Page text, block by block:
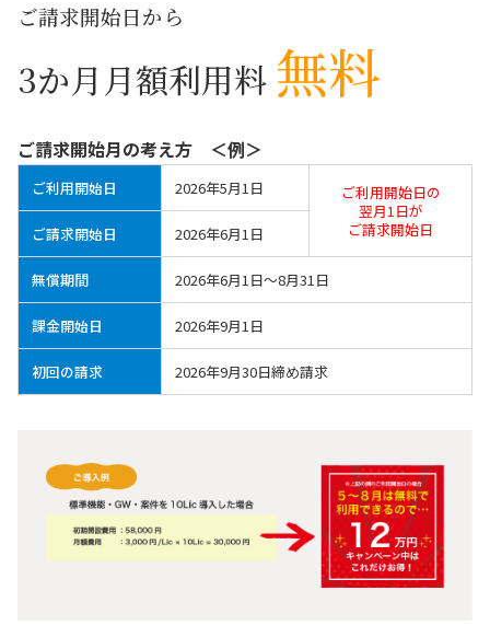
ご請求開始日から
3か月月額利用料 無料
ご請求開始月の考え方 ＜例＞
ご利用開始日 2026年5月1日
ご利用開始日の
翌月1日が
ご請求開始日
ご請求開始日 2026年6月1日
無償期間 2026年6月1日～8月31日
課金開始日 2026年9月1日
初回の請求 2026年9月30日締め請求